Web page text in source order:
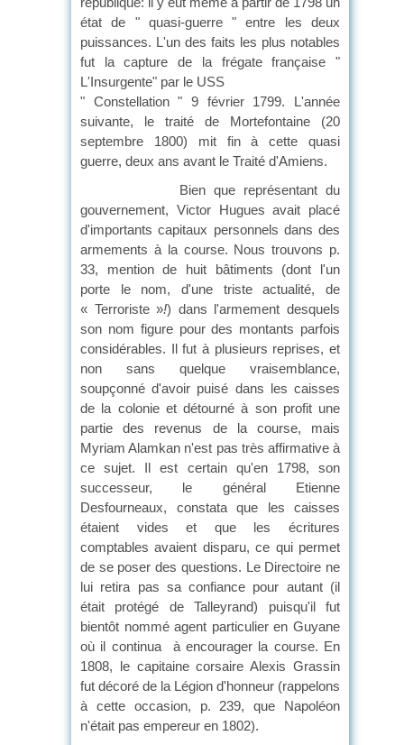
état de " quasi-guerre " entre les deux
puissances. L'un des faits les plus notables
fut la capture de la frégate française "
L'Insurgente" par le USS
" Constellation " 9 février 1799. L'année
suivante, le traité de Mortefontaine (20
septembre 1800) mit fin à cette quasi
guerre, deux ans avant le Traité d'Amiens.
Bien que représentant du
gouvernement, Victor Hugues avait placé
d'importants capitaux personnels dans des
armements à la course. Nous trouvons p.
33, mention de huit bâtiments (dont l'un
porte le nom, d'une triste actualité, de
« Terroriste »!) dans l'armement desquels
son nom figure pour des montants parfois
considérables. Il fut à plusieurs reprises, et
non sans quelque vraisemblance,
soupçonné d'avoir puisé dans les caisses
de la colonie et détourné à son profit une
partie des revenus de la course, mais
Myriam Alamkan n'est pas très affirmative à
ce sujet. Il est certain qu'en 1798, son
successeur, le général Etienne
Desfourneaux, constata que les caisses
étaient vides et que les écritures
comptables avaient disparu, ce qui permet
de se poser des questions. Le Directoire ne
lui retira pas sa confiance pour autant (il
était protégé de Talleyrand) puisqu'il fut
bientôt nommé agent particulier en Guyane
où il continua à encourager la course. En
1808, le capitaine corsaire Alexis Grassin
fut décoré de la Légion d'honneur (rappelons
à cette occasion, p. 239, que Napoléon
n'était pas empereur en 1802).